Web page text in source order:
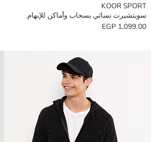
KOOR SPORT
سويتشيرت نسائي بسحاب وأماكن للإبهام.
1,099.00 EGP